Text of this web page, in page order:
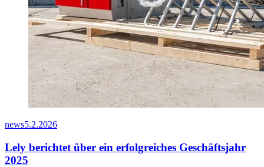
news5.2.2026
Lely berichtet über ein erfolgreiches Geschäftsjahr
2025